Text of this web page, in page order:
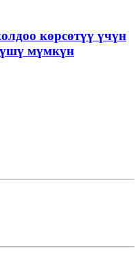
көрсөтүү үчүн
мүмкүн